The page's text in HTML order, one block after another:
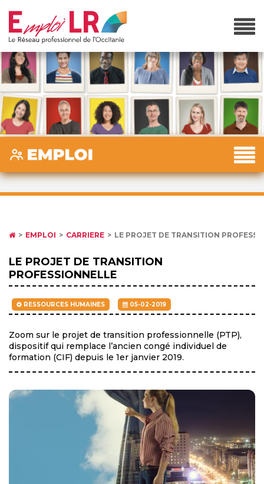
EMPLOI CARRIERE LE PROJET DE TRANSITION
LE PROJET DE TRANSITION
PROFESSIONNELLE
RESSOURCES HUMAINES 05-02-2019
Zoom sur le projet de transition professionnelle (PTP),
dispositif qui remplace l’ancien congé individuel de
formation (CIF) depuis le 1er janvier 2019.